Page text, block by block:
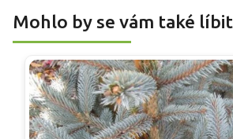
Mohlo by se vám také líbit